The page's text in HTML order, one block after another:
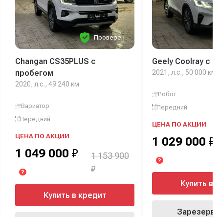
Проверен
Changan CS35PLUS с
пробегом
2020, л.с., 49 240 км
Вариатор
Передний
ЦЕНА ПО АКЦИИ
1 049 000 ₽
?
1 153 900
₽
Купить в кредит
Geely Coolray с
2021, л.с., 50 000 км
Робот
Передний
ЦЕНА ПО АКЦИИ
1 029 000 ₽
?
Купить в